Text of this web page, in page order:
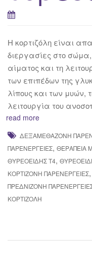
Η κορτιζόλη είναι
διεργασίες στο σώμα,
αίματος και τη
των επιπέδων της
λίπους και των μυών,
λειτουργία του
read more
ΔΕΞΑΜΕΘΑΖΌΝΗ
ΠΑΡΕΝΈΡΓΕΙΕΣ, ΘΕΡΑΠΕΊΑ
ΘΥΡΕΟΕΙΔΉΣ Τ4,
ΚΟΡΤΙΖΌΝΗ ΠΑΡΕΝΈΡΓΕΙΕΣ,
ΠΡΕΔΝΙΖΌΝΗ
ΚΟΡΤΙΖΌΛΗ